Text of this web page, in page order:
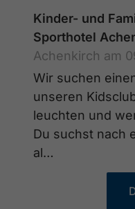
Kinder- und
Sporthotel
Achenkirch am
Wir suchen
unseren
leuchten und
Du suchst nach
al…